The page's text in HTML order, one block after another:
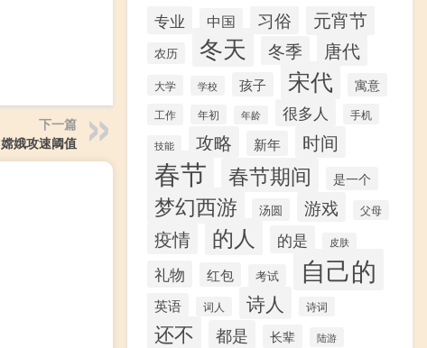
下一篇
嫦娥攻速阈值
专业 中国 习俗 元宵节
农历 冬天 冬季 唐代
大学 学校 孩子 宋代 寓意
工作 年初 年龄 很多人 手机
技能 攻略 新年 时间
春节 春节期间 是一个
梦幻西游 汤圆 游戏 父母
疫情 的人 的是 皮肤
礼物 红包 考试 自己的
英语 词人 诗人 诗词
还不 都是 长辈 陆游